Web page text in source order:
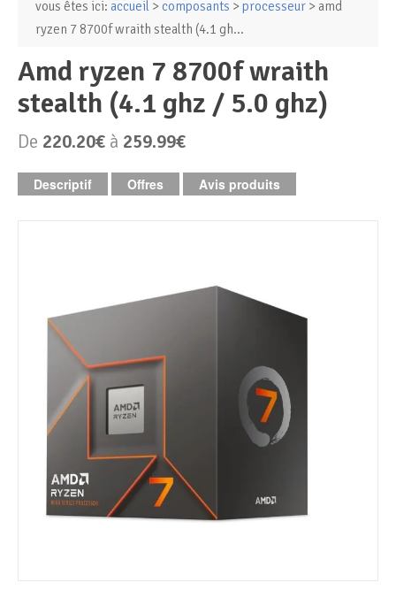
Ordinateurs & Tablettes
PC de bureau
PC portable
Mini PC
Barebone
Alimentation PC
Boitier PC
Mémoire PC
Mémoire Notebook
Processeur
Disque SSD
Périphériques & Réseaux
Clavier & Souris
Réseaux
vous êtes ici: accueil > composants > processeur > amd
ryzen 7 8700f wraith stealth (4.1 gh...
amd ryzen 7 8700f wraith
stealth (4.1 ghz / 5.0 ghz)
De 220.20€ à 259.99€
Descriptif Offres Avis produits